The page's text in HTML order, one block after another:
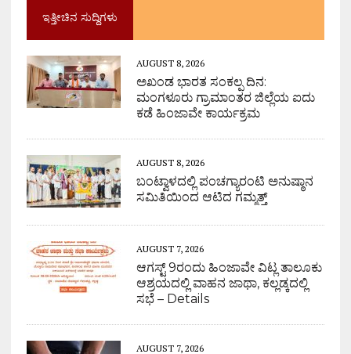
ಇತ್ತೀಚಿನ ಸುದ್ದಿಗಳು
AUGUST 8, 2026
ಅಖಂಡ ಭಾರತ ಸಂಕಲ್ಪ ದಿನ:
ಮಂಗಳೂರು ಗ್ರಾಮಾಂತರ ಜಿಲ್ಲೆಯ ಐದು
ಕಡೆ ಹಿಂಜಾವೇ ಕಾರ್ಯಕ್ರಮ
AUGUST 8, 2026
ಬಂಟ್ವಾಳದಲ್ಲಿ ಪಂಚಗ್ಯಾರಂಟಿ ಅನುಷ್ಠಾನ
ಸಮಿತಿಯಿಂದ ಆಟಿದ ಗಮ್ಮತ್ತ್
AUGUST 7, 2026
ಆಗಸ್ಟ್ 9ರಂದು ಹಿಂಜಾವೇ ವಿಟ್ಲ ತಾಲೂಕು
ಆಶ್ರಯದಲ್ಲಿ ವಾಹನ ಜಾಥಾ, ಕಲ್ಲಡ್ಕದಲ್ಲಿ
ಸಭೆ – Details
AUGUST 7, 2026